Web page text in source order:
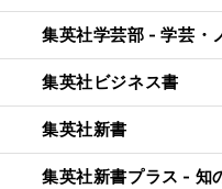
集英社学芸部 - 学芸・
集英社ビジネス書
集英社新書
集英社新書プラス - 知